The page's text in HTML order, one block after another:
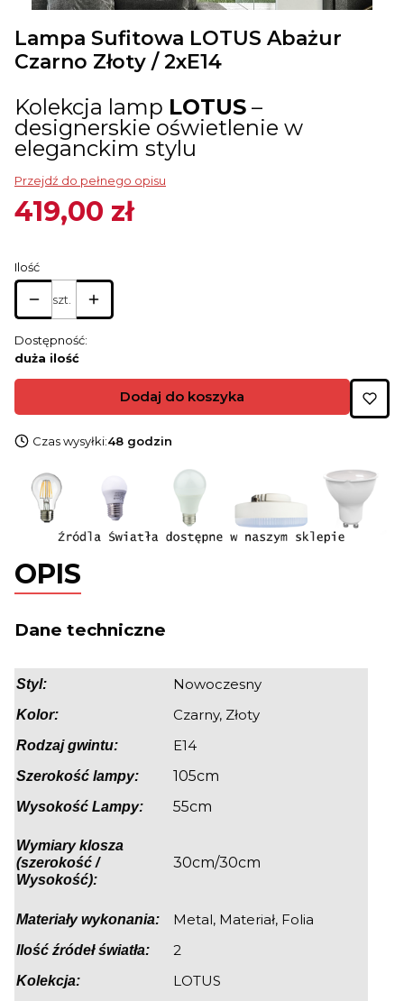
Lampa Sufitowa LOTUS Abażur
Czarno Złoty / 2xE14
Kolekcja lamp LOTUS –
designerskie oświetlenie w
eleganckim stylu
Przejdź do pełnego opisu
Cena
419,00 zł
Ilość
szt.
Dostępność:
duża ilość
Dodaj do koszyka
Czas wysyłki:48 godzin
OPIS
Dane techniczne
Styl: Nowoczesny
Kolor: Czarny, Złoty
Rodzaj gwintu: E14
Szerokość lampy: 105cm
Wysokość Lampy: 55cm
Wymiary klosza
(szerokość /
Wysokość):
30cm/30cm
Materiały wykonania: Metal, Materiał, Folia
Ilość źródeł światła: 2
Kolekcja: LOTUS